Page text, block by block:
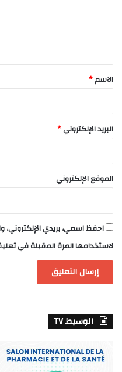
*
الاسم*
البريد الإلكتروني*
الموقع الإلكتروني
احفظ اسمي، بريدي الإلكتروني،
لاستخدامها المرة المقبلة في
الوسيط TV